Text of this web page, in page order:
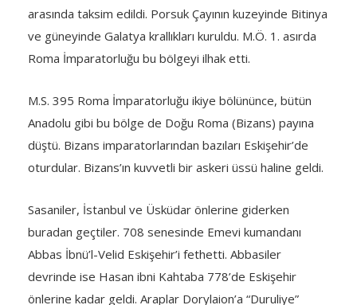
arasında taksim edildi. Porsuk Çayının kuzeyinde Bitinya
ve güneyinde Galatya krallıkları kuruldu. M.Ö. 1. asırda
Roma İmparatorluğu bu bölgeyi ilhak etti.
M.S. 395 Roma İmparatorluğu ikiye bölününce, bütün
Anadolu gibi bu bölge de Doğu Roma (Bizans) payına
düştü. Bizans imparatorlarından bazıları Eskişehir’de
oturdular. Bizans’ın kuvvetli bir askeri üssü haline geldi.
Sasaniler, İstanbul ve Üsküdar önlerine giderken
buradan geçtiler. 708 senesinde Emevi kumandanı
Abbas İbnü’l-Velid Eskişehir’i fethetti. Abbasiler
devrinde ise Hasan ibni Kahtaba 778’de Eskişehir
önlerine kadar geldi. Araplar Dorylaion’a “Duruliye”